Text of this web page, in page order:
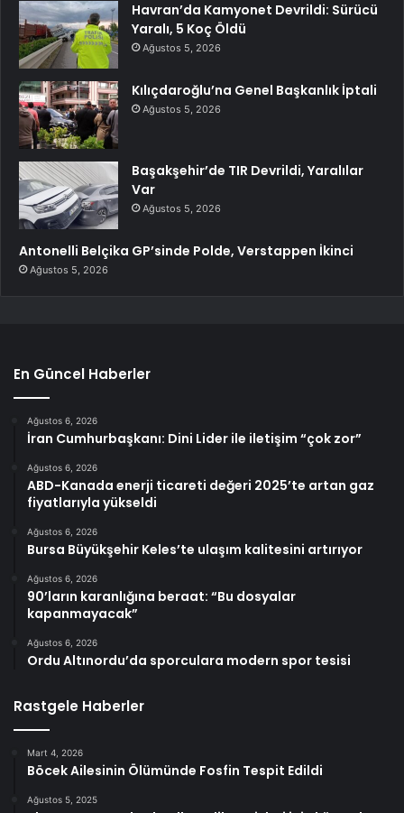
Havran’da Kamyonet Devrildi: Sürücü
Yaralı, 5 Koç Öldü
Ağustos 5, 2026
Kılıçdaroğlu’na Genel Başkanlık İptali
Ağustos 5, 2026
Başakşehir’de TIR Devrildi, Yaralılar
Var
Ağustos 5, 2026
Antonelli Belçika GP’sinde Polde, Verstappen İkinci
Ağustos 5, 2026
En Güncel Haberler
Ağustos 6, 2026
İran Cumhurbaşkanı: Dini Lider ile iletişim “çok zor”
Ağustos 6, 2026
ABD-Kanada enerji ticareti değeri 2025’te artan gaz
fiyatlarıyla yükseldi
Ağustos 6, 2026
Bursa Büyükşehir Keles’te ulaşım kalitesini artırıyor
Ağustos 6, 2026
90’ların karanlığına beraat: “Bu dosyalar
kapanmayacak”
Ağustos 6, 2026
Ordu Altınordu’da sporculara modern spor tesisi
Rastgele Haberler
Mart 4, 2026
Böcek Ailesinin Ölümünde Fosfin Tespit Edildi
Ağustos 5, 2025